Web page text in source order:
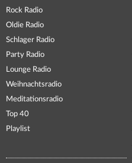
Rock Radio
Oldie Radio
Schlager Radio
Party Radio
Lounge Radio
Weihnachtsradio
Meditationsradio
Top 40
Playlist